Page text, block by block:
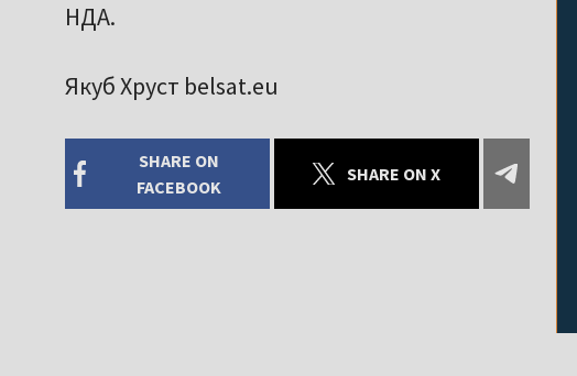
НДА.
Якуб Хруст belsat.eu
SHARE ON
FACEBOOK
SHARE ON X